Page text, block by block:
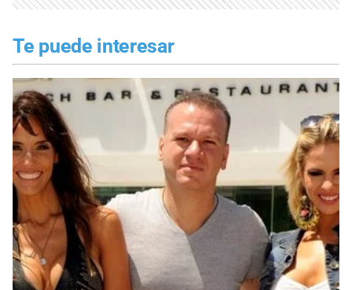
Te puede interesar